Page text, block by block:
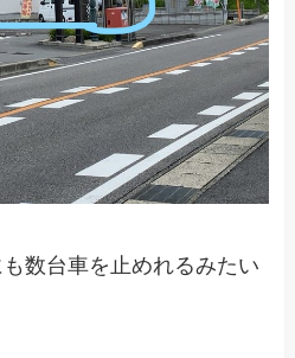
数台車を止めれるみたい